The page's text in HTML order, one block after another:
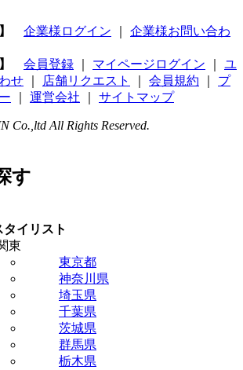
企業様ログイン
企業様お問い合わ
会員登録 マイページログイン
ユ
せ
店舗リクエスト 会員規約
プ
運営会社 サイトマップ
Co.,ltd All Rights Reserved.
す
タイリスト
東
東京都
神奈川県
埼玉県
千葉県
茨城県
群馬県
栃木県